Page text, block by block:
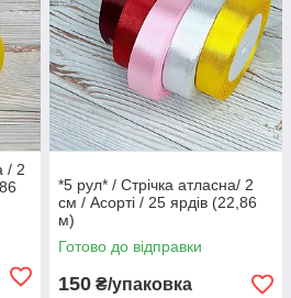
/ 2
*5 рул* / Стрічка атласна/ 2
см / Асорті / 25 ярдів (22,86
м)
Готово до відправки
150 ₴/упаковка